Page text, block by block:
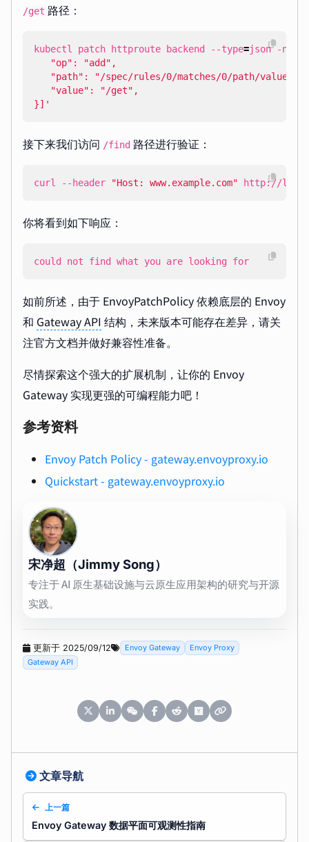
/get 路径：
kubectl patch httproute backend --type=json -n
}]'
接下来我们访问 /find 路径进行验证：
curl --header "Host: www.example.com" http://
你将看到如下响应：
could not find what you are looking for
如前所述，由于 EnvoyPatchPolicy 依赖底层的 Envoy
和 Gateway API 结构，未来版本可能存在差异，请关
注官方文档并做好兼容性准备。
尽情探索这个强大的扩展机制，让你的 Envoy
Gateway 实现更强的可编程能力吧！
参考资料
Envoy Patch Policy - gateway.envoyproxy.io
Quickstart - gateway.envoyproxy.io
宋净超（Jimmy Song）
专注于 AI 原生基础设施与云原生应用架构的研究与开源
实践。
更新于 2025/09/12 Envoy Gateway
Envoy Proxy
Gateway API
文章导航
上一篇
Envoy Gateway 数据平面可观测性指南